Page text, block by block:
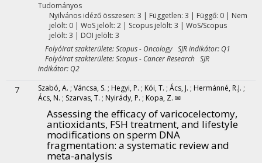
Tudományos
Nyilvános idéző összesen: 3 | Független: 3 | Függő: 0 | Nem
jelölt: 0 | WoS jelölt: 2 | Scopus jelölt: 3 | WoS/Scopus
jelölt: 3 | DOI jelölt: 3
Folyóirat szakterülete: Scopus - Oncology SJR indikátor: Q1
Folyóirat szakterülete: Scopus - Cancer Research SJR
indikátor: Q2
7 Szabó, A. ; Váncsa, S. ; Hegyi, P. ; Kói, T. ; Ács, J. ; Hermánné, R.J. ;
Ács, N. ; Szarvas, T. ; Nyirády, P. ; Kopa, Z. ✉
Assessing the efficacy of varicocelectomy,
antioxidants, FSH treatment, and lifestyle
modifications on sperm DNA
fragmentation: a systematic review and
meta-analysis